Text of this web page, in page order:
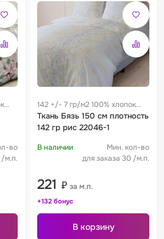
во
/м.п.
142 +/- 7 гр/м2 100% хлопок
0.29 м
Ткань Бязь 150 см плотность
142 гр рис 22046-1
В наличии
Мин. кол-во
для заказа 30 /м.п.
221 ₽ за м.п.
+132 бонус
В корзину